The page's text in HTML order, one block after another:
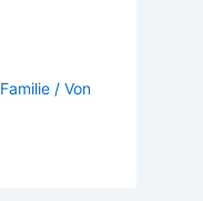
Familie/ Von